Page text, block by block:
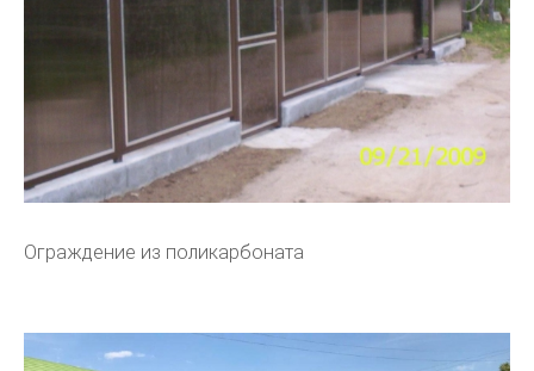
Ограждение из поликарбоната